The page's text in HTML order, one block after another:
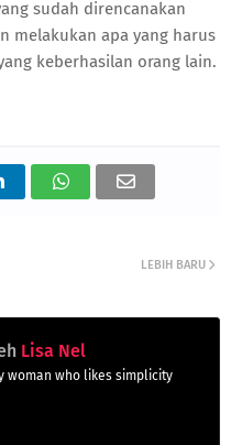
sudah direncanakan
melakukan apa yang harus
keberhasilan orang lain.
LEBIH BARU
Lisa Nel
woman who likes simplicity